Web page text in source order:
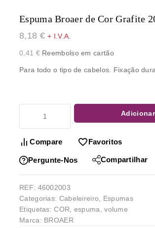
Espuma Broaer de Cor Grafite
8,18 € + I.V.A.
0,41 €Reembolso em cartão
Para todo o tipo de cabelos. Fixação
Adicionar
Compare Favoritos
Pergunte-Nos Compartilhar
REF: 46002003
Categorias: Cabeleireiro
Espumas
Etiquetas:COR espuma ,volume
Marca: BROAER